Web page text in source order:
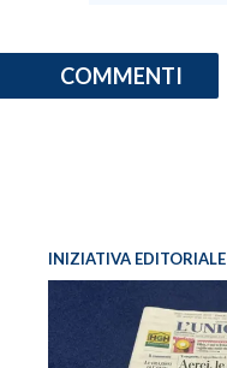
COMMENTI
INIZIATIVA EDITORIALE